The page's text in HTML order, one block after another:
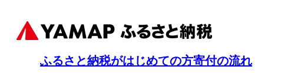
ふるさと納税がはじめての方寄付の流れ